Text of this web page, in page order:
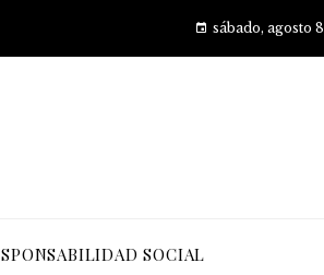
sábado, agosto 8
SOCIAL